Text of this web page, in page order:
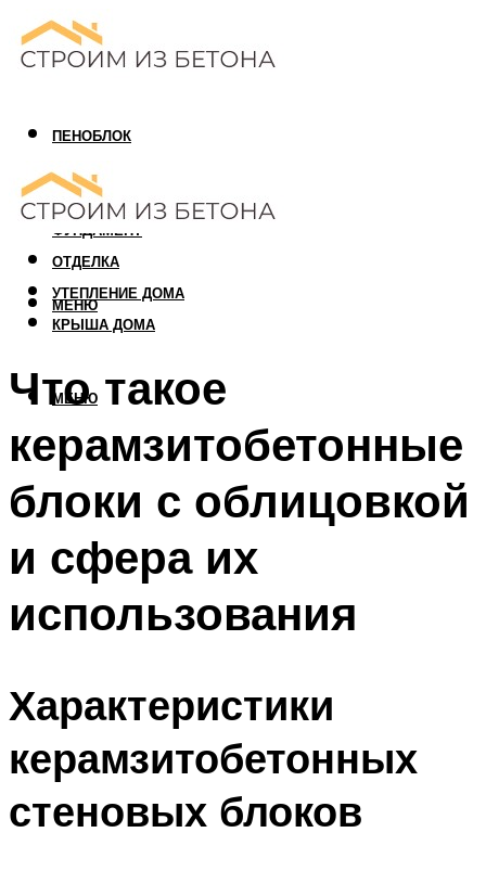
ПЕНОБЛОК
ГАЗОБЛОК
АРБОЛИТОВЫЙ БЛОК
ФУНДАМЕНТ
ОТДЕЛКА
УТЕПЛЕНИЕ ДОМА
КРЫША ДОМА
МЕНЮ
МЕНЮ
Что такое
керамзитобетонные
блоки с облицовкой
и сфера их
использования
Характеристики
керамзитобетонных
стеновых блоков